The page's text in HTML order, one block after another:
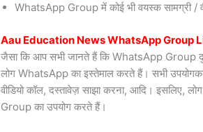
WhatsApp Group में कोई भी वयस्क सामग्री /
Aau Education News WhatsApp Group
जैसा कि आप सभी जानते हैं कि WhatsApp Group
लोग WhatsApp का इस्तेमाल करते हैं। सभी
वीडियो कॉल, दस्तावेज़ साझा करना, आदि। इसलिए,
Group का उपयोग करते हैं।